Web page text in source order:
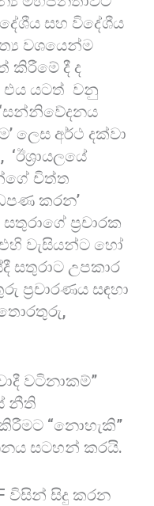
සහ විදේශීය
වශයෙන්ම
කිරීමේ දී ද
එය යටත් වනු
ලෙස අර්ථ දක්වා
චිත්ත
කරන’
ප්‍රචාරක
එහි වැසියන්ට හෝ
සතුරාට උපකාර
ප්‍රචාරණය සඳහා
තොරතුරු,
වටිනාකම්”
නීති
“නොහැකි”
සටහන් කරයි.
විසින් සිදු කරන